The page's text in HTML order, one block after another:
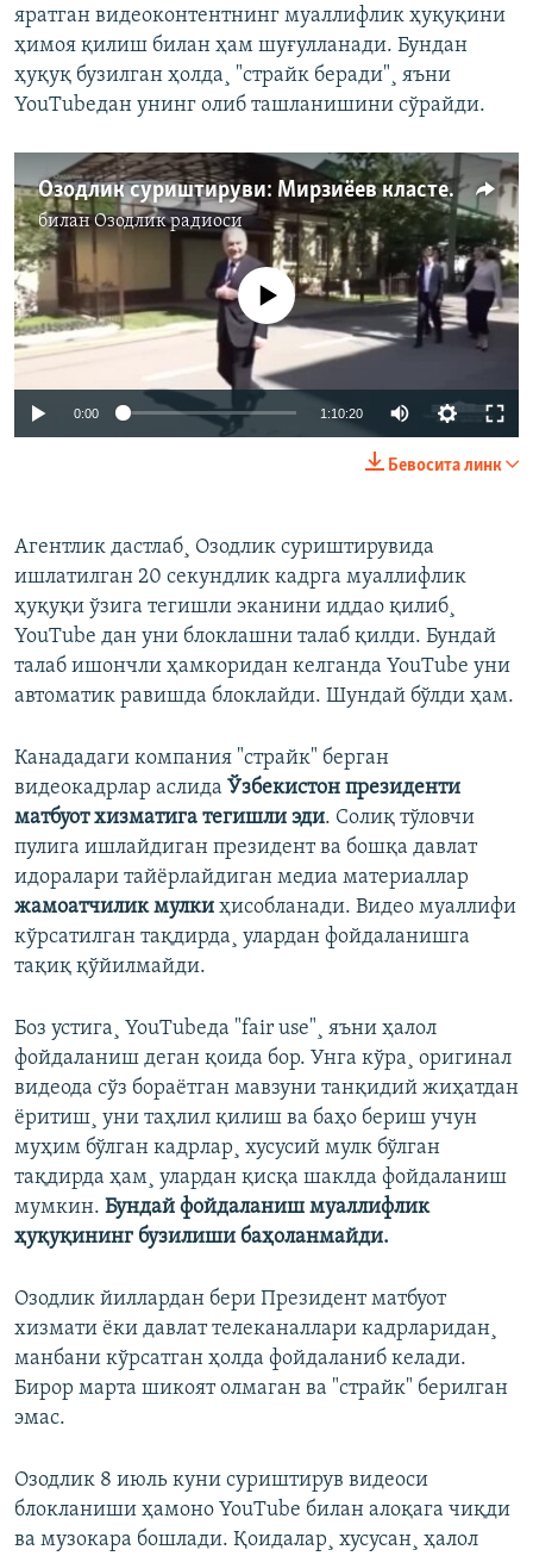
яратган видеоконтентнинг муаллифлик ҳуқуқини
ҳимоя қилиш билан ҳам шуғулланади. Бундан
ҳуқуқ бузилган ҳолда¸ "страйк беради"¸ яъни
YouTubeдан унинг олиб ташланишини сўрайди.
Озодлик суриштируви: Мирзиёев кластерига айланаётган Ўзбекистон
биланОзодлик радиоси
720p 1080p
Айни дамда медиа-манба мавжуд эмас
0:00 1:10:20 Auto
720p
1080p
Бевосита линк
Агентлик дастлаб¸ Озодлик суриштирувида
ишлатилган 20 секундлик кадрга муаллифлик
ҳуқуқи ўзига тегишли эканини иддао қилиб¸
YouTube дан уни блоклашни талаб қилди. Бундай
талаб ишончли ҳамкоридан келганда YouTube уни
автоматик равишда блоклайди. Шундай бўлди ҳам.
Канададаги компания "страйк" берган
видеокадрлар аслида Ўзбекистон президенти
матбуот хизматига тегишли эди. Солиқ тўловчи
пулига ишлайдиган президент ва бошқа давлат
идоралари тайëрлайдиган медиа материаллар
жамоатчилик мулки ҳисобланади. Видео муаллифи
кўрсатилган тақдирда¸ улардан фойдаланишга
тақиқ қўйилмайди.
Боз устига¸ YouTubeда "fair use"¸ яъни ҳалол
фойдаланиш деган қоида бор. Унга кўра¸ оригинал
видеода сўз бораëтган мавзуни танқидий жиҳатдан
ëритиш¸ уни таҳлил қилиш ва баҳо бериш учун
муҳим бўлган кадрлар¸ хусусий мулк бўлган
тақдирда ҳам¸ улардан қисқа шаклда фойдаланиш
мумкин. Бундай фойдаланиш муаллифлик
ҳуқуқининг бузилиши баҳоланмайди.
Озодлик йиллардан бери Президент матбуот
хизмати ëки давлат телеканаллари кадрларидан¸
манбани кўрсатган ҳолда фойдаланиб келади.
Бирор марта шикоят олмаган ва "страйк" берилган
эмас.
Озодлик 8 июль куни суриштирув видеоси
блокланиши ҳамоно YouTube билан алоқага чиқди
ва музокара бошлади. Қоидалар¸ хусусан¸ ҳалол